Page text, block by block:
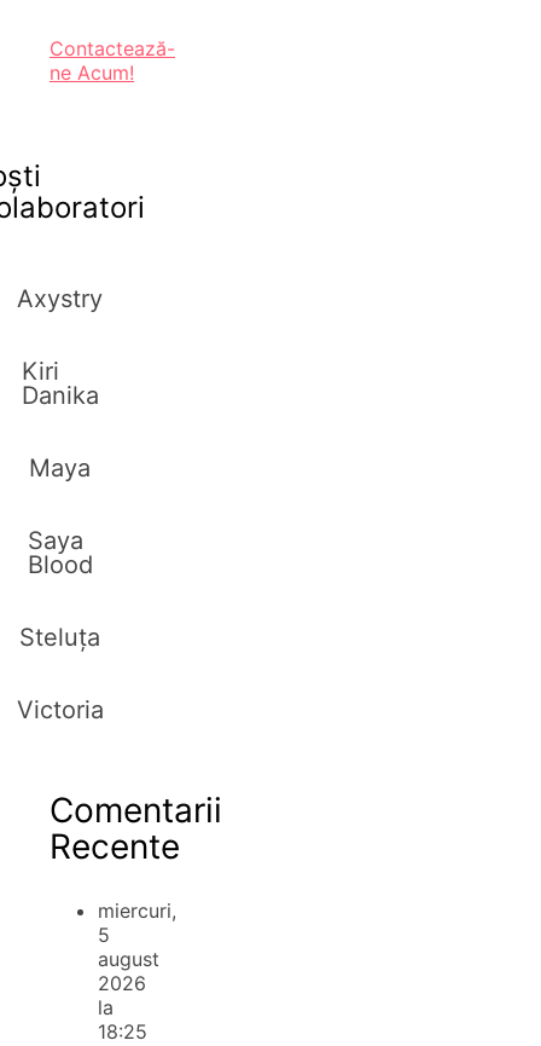
Contactează-
ne Acum!
Axystry
Kiri
Danika
Maya
Saya
Blood
Steluța
Victoria
Comentarii
Recente
miercuri,
5
august
2026
la
18:25